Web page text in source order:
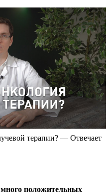
терапии? — Отвечает
положительных